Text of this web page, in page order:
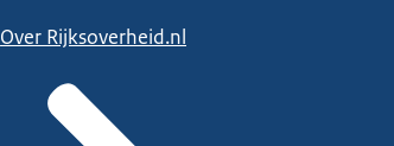
Over Rijksoverheid.nl